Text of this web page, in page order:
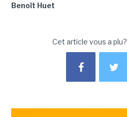
Benoît Huet
Cet article vous a plu?